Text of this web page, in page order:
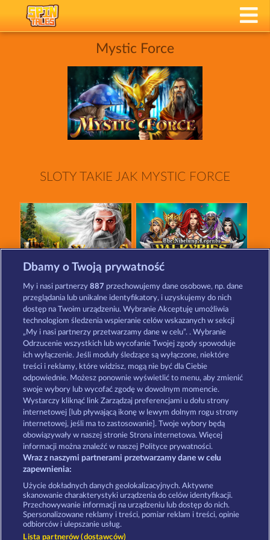
Mystic Force
SLOTY TAKIE JAK MYSTIC FORCE
The Land of Heroes
Creatures of the Night Mighty Dragon
Zasady i warunki Polityka prywatności
Nota prawna Firma FAQ
Program partnerski Facebook
Prześlij wniosek o wypłatę
Dbamy o Twoją prywatność
My i nasi partnerzy887 przechowujemy dane osobowe, np. dane
przeglądania lub unikalne identyfikatory, i uzyskujemy do nich
dostęp na Twoim urządzeniu. Wybranie Akceptuję umożliwia
technologiom śledzenia wspieranie celów wskazanych w sekcji
„My i nasi partnerzy przetwarzamy dane w celu”. . Wybranie
Odrzucenie wszystkich lub wycofanie Twojej zgody spowoduje
ich wyłączenie. Jeśli moduły śledzące są wyłączone, niektóre
treści i reklamy, które widzisz, mogą nie być dla Ciebie
odpowiednie. Możesz ponownie wyświetlić to menu, aby zmienić
swoje wybory lub wycofać zgodę w dowolnym momencie.
Wystarczy kliknąć link Zarządzaj preferencjami u dołu strony
internetowej [lub pływającą ikonę w lewym dolnym rogu strony
internetowej, jeśli ma to zastosowanie]. Twoje wybory będą
obowiązywały w naszej stronie Strona internetowa. Więcej
informacji można znaleźć w naszej Polityce prywatności.
Wraz z naszymi partnerami przetwarzamy dane w celu
zapewnienia:
Użycie dokładnych danych geolokalizacyjnych. Aktywne
skanowanie charakterystyki urządzenia do celów identyfikacji.
Przechowywanie informacji na urządzeniu lub dostęp do nich.
Spersonalizowane reklamy i treści, pomiar reklam i treści, opinie
odbiorców i ulepszanie usług.
Lista partnerów (dostawców)